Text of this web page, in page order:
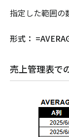
指定した範囲の
形式：
売上管理表で